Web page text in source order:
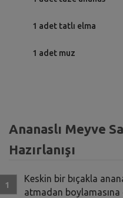
1 adet tatlı elma
1 adet muz
Ananaslı Meyve
Hazırlanışı
Keskin bir bıçakla
atmadan